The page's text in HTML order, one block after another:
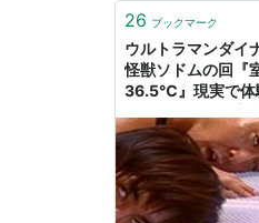
26 ブックマーク
ウルトラマンダイ
怪獣ソドムの回『
36.5℃』現実で体
てる」